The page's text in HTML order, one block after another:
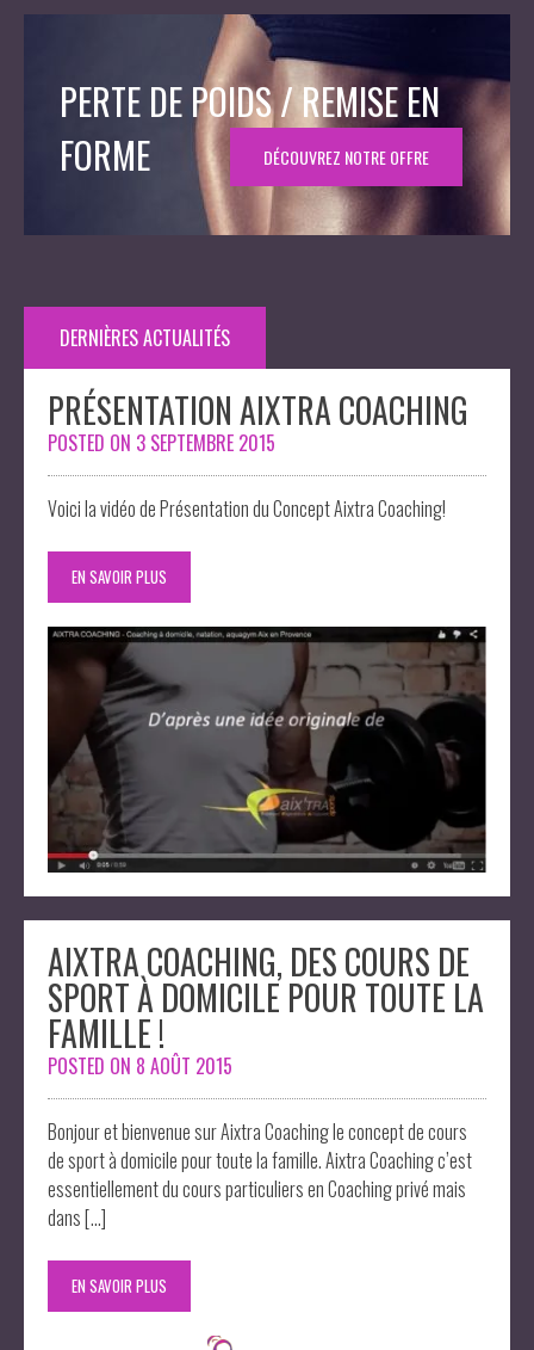
PERTE DE POIDS / REMISE EN
FORME
DÉCOUVREZ NOTRE OFFRE
DERNIÈRES ACTUALITÉS
PRÉSENTATION AIXTRA COACHING
POSTED ON 3 SEPTEMBRE 2015
Voici la vidéo de Présentation du Concept Aixtra Coaching!
EN SAVOIR PLUS
AIXTRA COACHING, DES COURS DE
SPORT À DOMICILE POUR TOUTE LA
FAMILLE !
POSTED ON 8 AOÛT 2015
Bonjour et bienvenue sur Aixtra Coaching le concept de cours
de sport à domicile pour toute la famille. Aixtra Coaching c’est
essentiellement du cours particuliers en Coaching privé mais
dans […]
EN SAVOIR PLUS